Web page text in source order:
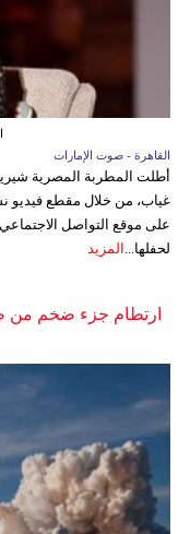
القاهرة - صوت الإمارات
أطلت المطربة المصرية
غياب، من خلال مقطع فيديو
على موقع التواصل
لحفلها... المزيد
ارتطام جزء ضخم من